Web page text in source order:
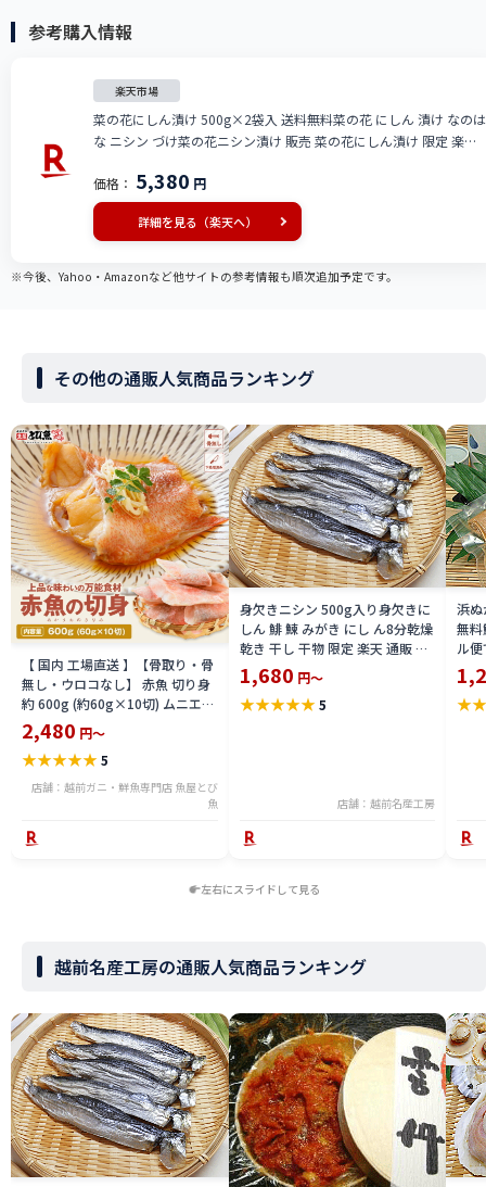
参考購入情報
楽天市場
菜の花にしん漬け 500g×2袋入 送料無料菜の花 にしん 漬け なのは
な ニシン づけ菜の花ニシン漬け 販売 菜の花にしん漬け 限定 楽天
価格： 5,380 円
詳細を見る（楽天へ）
※今後、Yahoo・Amazonなど他サイトの参考情報も順次追加予定です。
その他の通販人気商品ランキング
【 国内 工場直送 】【骨取り・骨
無し・ウロコなし】 赤魚 切り身
約 600g (約60g×10切) ムニエル
赤魚の煮付け あんかけ ホイル焼
き アカウオ 送料無料 seak2305-
600a
2,480 円～
★★★★★5
店舗：越前ガニ・鮮魚専門店 魚屋とび
魚
身欠きニシン 500g入り身欠きに
しん 鯡 鰊 みがき にし ん8分乾燥
乾き 干し 干物 限定 楽天 通販 価
格 特価 販売 お土産
1,680 円～
★★★★★ 5
店舗：越前名産工房
浜ぬ
無料
ル
バ
通
ト
★
左右にスライドして見る
越前名産工房の通販人気商品ランキング